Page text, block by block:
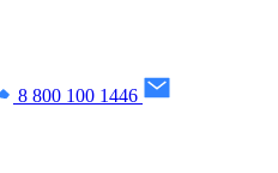
8 800 100 1446